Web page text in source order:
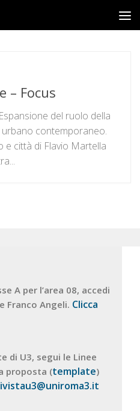
– Focus
del ruolo della
contemporaneo.
e città di Flavio Martella
A per l’area 08, accedi
Franco Angeli. Clicca
di U3, segui le Linee
proposta (template)